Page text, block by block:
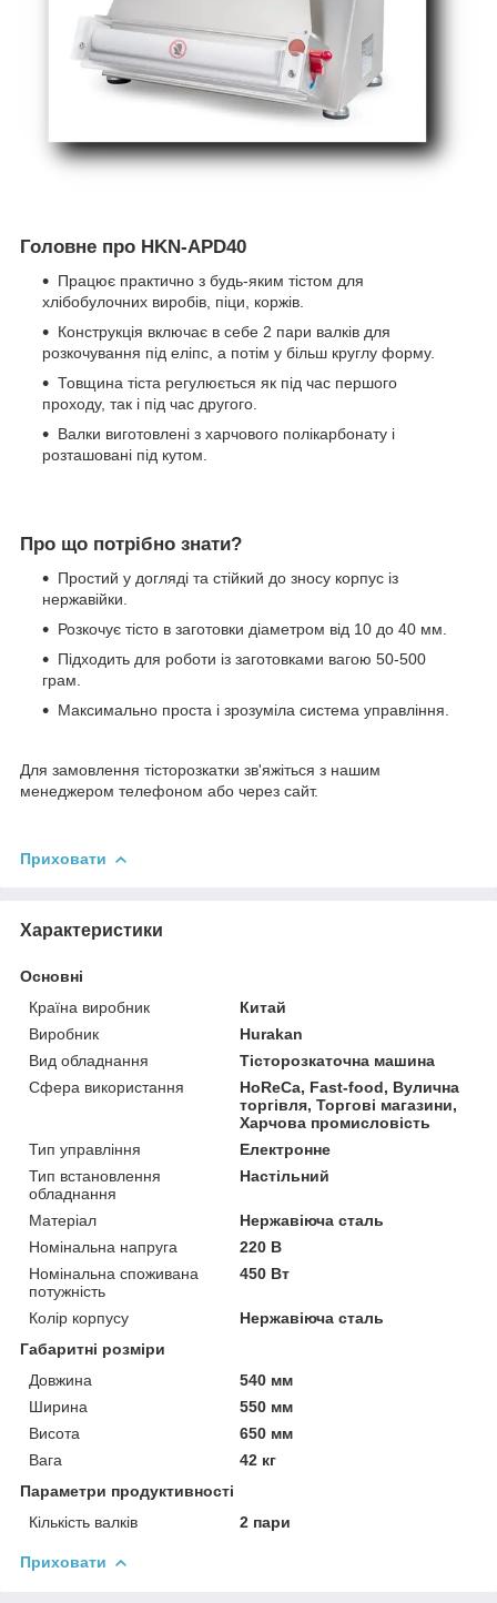
Головне про HKN-APD40
Працює практично з будь-яким тістом для
хлібобулочних виробів, піци, коржів.
Конструкція включає в себе 2 пари валків для
розкочування під еліпс, а потім у більш круглу форму.
Товщина тіста регулюється як під час першого
проходу, так і під час другого.
Валки виготовлені з харчового полікарбонату і
розташовані під кутом.
Про що потрібно знати?
Простий у догляді та стійкий до зносу корпус із
нержавійки.
Розкочує тісто в заготовки діаметром від 10 до 40 мм.
Підходить для роботи із заготовками вагою 50-500
грам.
Максимально проста і зрозуміла система управління.
Для замовлення тісторозкатки зв'яжіться з нашим
менеджером телефоном або через сайт.
Приховати
Характеристики
Основні
Країна виробник
Китай
Виробник
Hurakan
Вид обладнання
Тісторозкаточна машина
Сфера використання
HoReCa, Fast-food, Вулична
торгівля, Торгові магазини,
Харчова промисловість
Тип управління
Електронне
Тип встановлення
обладнання
Настільний
Матеріал
Нержавіюча сталь
Номінальна напруга
220 В
Номінальна споживана
потужність
450 Вт
Колір корпусу
Нержавіюча сталь
Габаритні розміри
Довжина
540 мм
Ширина
550 мм
Висота
650 мм
Вага
42 кг
Параметри продуктивності
Кількість валків
2 пари
Приховати